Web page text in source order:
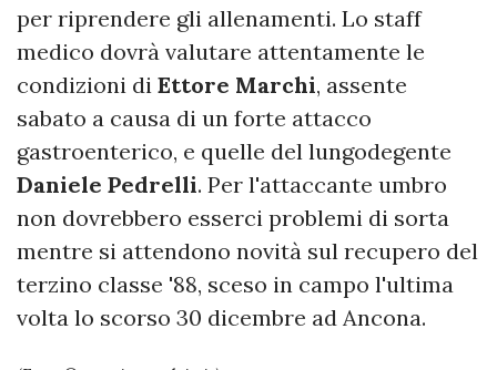
per riprendere gli allenamenti. Lo staff
medico dovrà valutare attentamente le
condizioni di Ettore Marchi, assente
sabato a causa di un forte attacco
gastroenterico, e quelle del lungodegente
Daniele Pedrelli. Per l'attaccante umbro
non dovrebbero esserci problemi di sorta
mentre si attendono novità sul recupero del
terzino classe '88, sceso in campo l'ultima
volta lo scorso 30 dicembre ad Ancona.